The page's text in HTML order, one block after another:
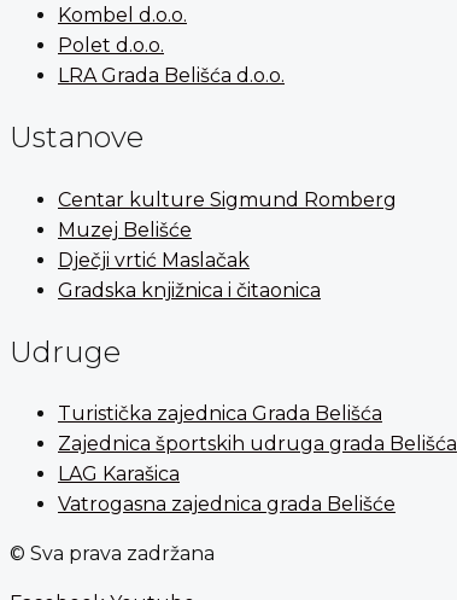
Kombel d.o.o.
Polet d.o.o.
LRA Grada Belišća d.o.o.
Ustanove
Centar kulture Sigmund Romberg
Muzej Belišće
Dječji vrtić Maslačak
Gradska knjižnica i čitaonica
Udruge
Turistička zajednica Grada Belišća
Zajednica športskih udruga grada Belišća
LAG Karašica
Vatrogasna zajednica grada Belišće
© Sva prava zadržana